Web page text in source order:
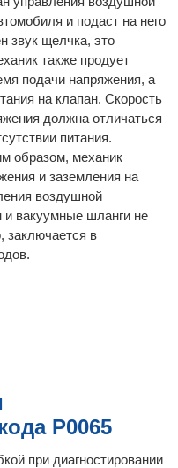
и подаст на него
звук щелчка, это
также продует
подачи напряжения, а
на клапан. Скорость
должна отличаться
питания.
образом, механик
и заземления на
воздушной
и вакуумные шланги не
заключается в
P0065
при диагностировании